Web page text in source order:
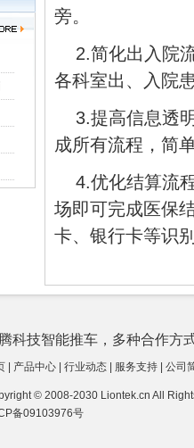
旁。
2.简化出入院
各科室出、入院
3.提高信息透
成所有流程，简
4.优化结算流
场即可完成医保
卡、银行卡等识
科技智能推车，多种合作方
产品中心 行业动态 服务支持 公司
© 2008-2030 Liontek.cn All
备09103976号